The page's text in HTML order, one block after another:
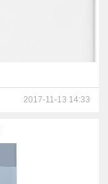
2017-11-13 14:33